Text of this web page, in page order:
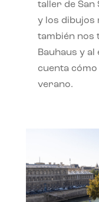
taller de San
y los dibujos
también nos
Bauhaus y al
cuenta cómo
verano.